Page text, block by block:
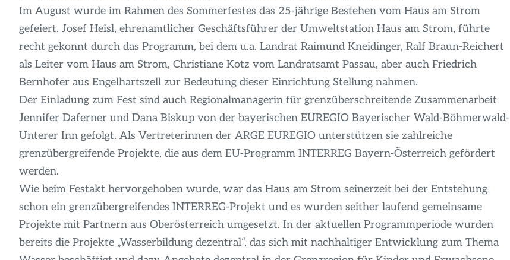
Im August wurde im Rahmen des Sommerfestes das 25-jährige Bestehen vom Haus am Strom
gefeiert. Josef Heisl, ehrenamtlicher Geschäftsführer der Umweltstation Haus am Strom, führte
recht gekonnt durch das Programm, bei dem u.a. Landrat Raimund Kneidinger, Ralf Braun-Reichert
als Leiter vom Haus am Strom, Christiane Kotz vom Landratsamt Passau, aber auch Friedrich
Bernhofer aus Engelhartszell zur Bedeutung dieser Einrichtung Stellung nahmen.
Der Einladung zum Fest sind auch Regionalmanagerin für grenzüberschreitende Zusammenarbeit
Jennifer Daferner und Dana Biskup von der bayerischen EUREGIO Bayerischer Wald-Böhmerwald-
Unterer Inn gefolgt. Als Vertreterinnen der ARGE EUREGIO unterstützen sie zahlreiche
grenzübergreifende Projekte, die aus dem EU-Programm INTERREG Bayern-Österreich gefördert
werden.
Wie beim Festakt hervorgehoben wurde, war das Haus am Strom seinerzeit bei der Entstehung
schon ein grenzübergreifendes INTERREG-Projekt und es wurden seither laufend gemeinsame
Projekte mit Partnern aus Oberösterreich umgesetzt. In der aktuellen Programmperiode wurden
bereits die Projekte „Wasserbildung dezentral“, das sich mit nachhaltiger Entwicklung zum Thema